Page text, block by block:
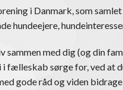
i Danmark, som
hundeejere,
sammen med dig (og din
fælleskab sørge for, ved at
gode råd og viden